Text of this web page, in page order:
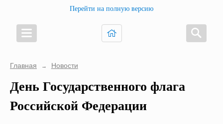
Перейти на полную версию
Главная → Новости
День Государственного флага
Российской Федерации